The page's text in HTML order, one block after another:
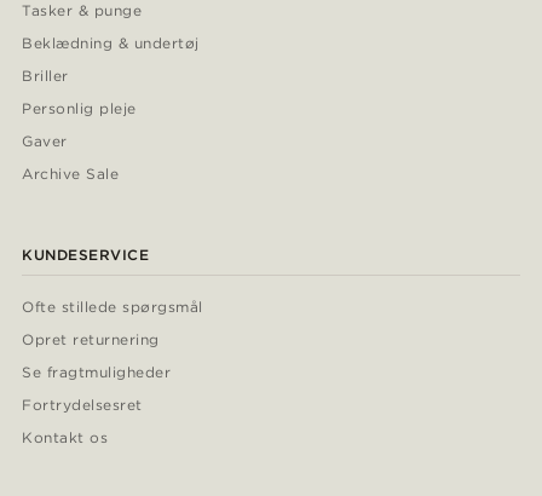
Tasker & punge
Beklædning & undertøj
Briller
Personlig pleje
Gaver
Archive Sale
KUNDESERVICE
Ofte stillede spørgsmål
Opret returnering
Se fragtmuligheder
Fortrydelsesret
Kontakt os